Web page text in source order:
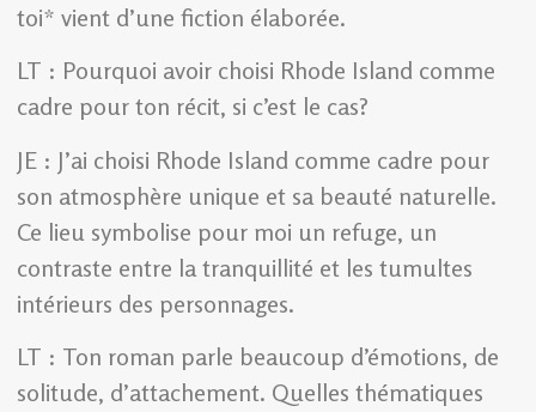
toi* vient d’une fiction élaborée.
LT : Pourquoi avoir choisi Rhode Island comme
cadre pour ton récit, si c’est le cas?
JE : J’ai choisi Rhode Island comme cadre pour
son atmosphère unique et sa beauté naturelle.
Ce lieu symbolise pour moi un refuge, un
contraste entre la tranquillité et les tumultes
intérieurs des personnages.
LT : Ton roman parle beaucoup d’émotions, de
solitude, d’attachement. Quelles thématiques